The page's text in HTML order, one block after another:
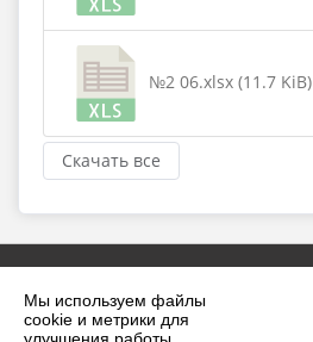
Мы используем файлы
cookie и метрики для
№2 06.xlsx (11.7 KiB)
Скачать все